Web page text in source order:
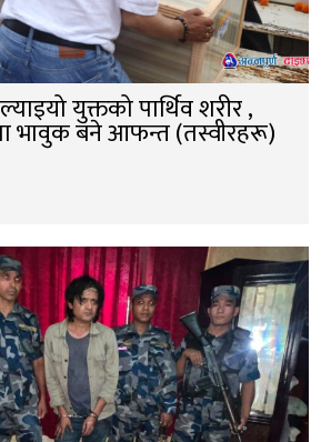
युक्तको पार्थिव शरीर ,
भावुक बने आफन्त (तस्वीरहरू)